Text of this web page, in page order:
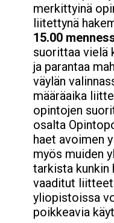
merkittyinä
liitettynä
15.00
suorittaa vielä
ja parantaa
väylän
määräaika
opintojen
osalta
haet avoimen
myös muiden
tarkista kunkin
vaaditut
yliopistoissa
poikkeavia